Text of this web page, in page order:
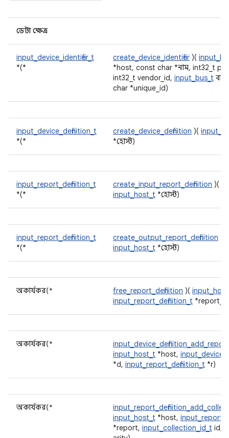
ডেটা ক্ষেত্র
input_device_identifier_t
*(*
create_device_identifier )(
*host, const char *নাম, int32_t
int32_t vendor_id, input_bus_t
char *unique_id)
input_device_definition_t
*(*
create_device_definition )(
*হোস্ট)
input_report_definition_t
*(*
create_input_report_definition )(
input_host_t *হোস্ট)
input_report_definition_t
*(*
create_output_report_definition
input_host_t *হোস্ট)
অকার্যকর(* free_report_definition )(
input_report_definition_t
অকার্যকর(*
input_device_definition_add_report
input_host_t *host,
*d, input_report_definition_t *r)
অকার্যকর(*
input_host_t *host,
*report, input_collection_id_t id,